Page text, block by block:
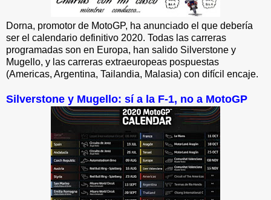
Dorna, promotor de MotoGP, ha anunciado el que debería
ser el calendario definitivo 2020. Todas las carreras
programadas son en Europa, han salido Silverstone y
Mugello, y las carreras extraeuropeas pospuestas
(Americas, Argentina, Tailandia, Malasia) con difícil encaje.
Silverstone y Mugello: sí a la F-1, no a MotoGP